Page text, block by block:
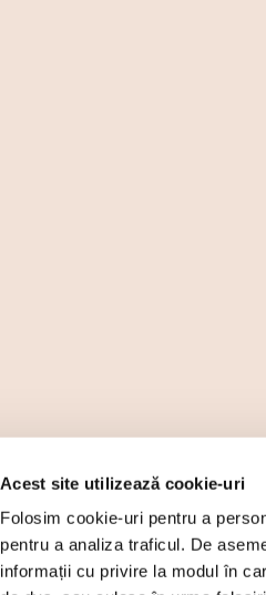
Acest site utilizează cookie-uri
Folosim cookie-uri pentru a
pentru a analiza traficul. De
informații cu privire la modul în